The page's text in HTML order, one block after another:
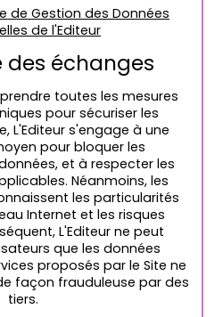
de Gestion des Données
de l'Editeur
des échanges
toutes les mesures
pour sécuriser les
L'Editeur s'engage à une
pour bloquer les
et à respecter les
Néanmoins, les
les particularités
Internet et les risques
L'Editeur ne peut
que les données
proposés par le Site ne
façon frauduleuse par des
tiers.